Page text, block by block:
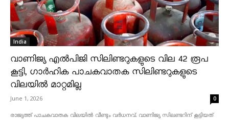
India
വാണിജ്യ എൽപിജി സിലിണ്ടറുകളുടെ വില 42 രൂപ
കൂട്ടി, ഗാർഹിക പാചകവാതക സിലിണ്ടറുകളുടെ
വിലയിൽ മാറ്റമില്ല
June 1, 2026 0
രാജ്യത്ത് പാചകവാതക വിലയിൽ വീണ്ടും വർധനവ്. വാണിജ്യ സിലണ്ടറിന് കൂട്ടിയത്